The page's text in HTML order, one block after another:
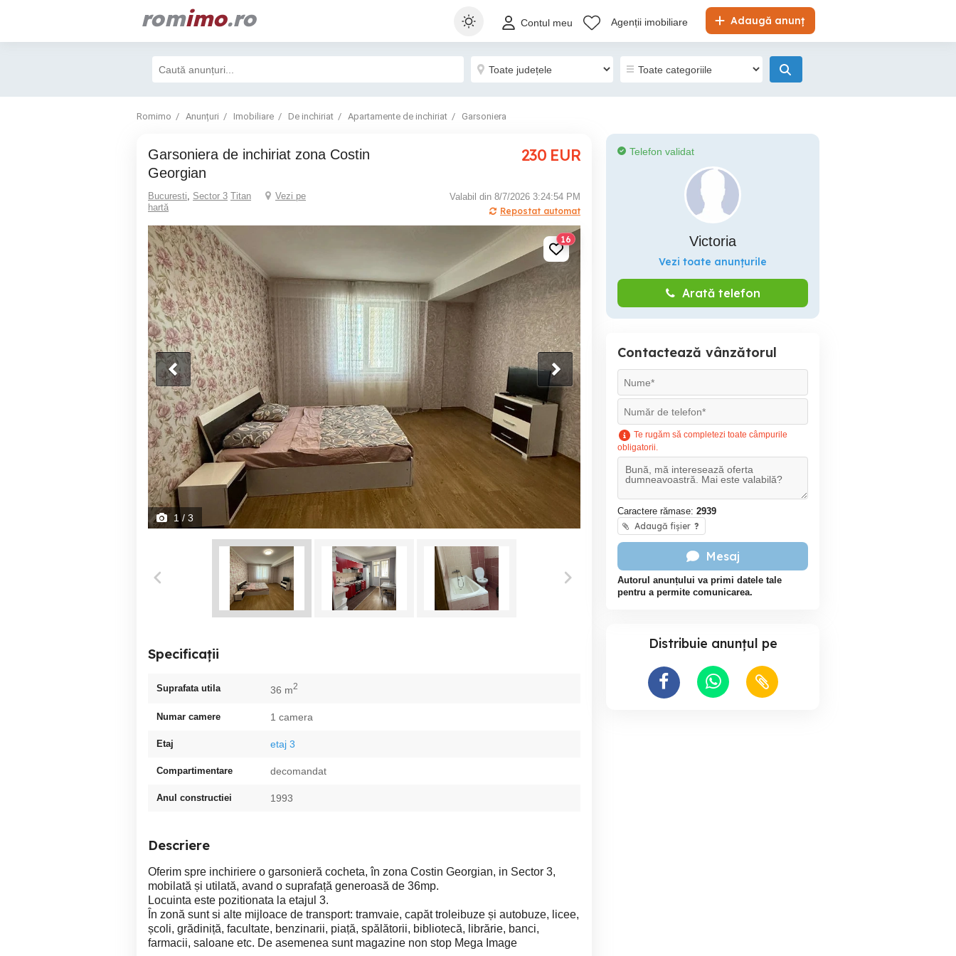
romimo.ro Adaugă anunț
Contul meu Agenții imobiliare
Romimo Anunțuri Imobiliare De inchiriat Apartamente de inchiriat Garsoniera
Garsoniera de inchiriat zona Costin
Georgian
230 EUR
Bucuresti, Sector 3 Titan
Vezi pe
hartă
Valabil din 8/7/2026 3:24:54 PM
Repostat automat
16
1 / 3
Specificații
Suprafata utila 36 m2
Numar camere 1 camera
Etaj etaj 3
Compartimentare decomandat
Anul constructiei 1993
Descriere
Oferim spre inchiriere o garsonieră cocheta, în zona Costin Georgian, in Sector 3,
mobilată și utilată, avand o suprafață generoasă de 36mp.
Locuinta este pozitionata la etajul 3.
În zonă sunt si alte mijloace de transport: tramvaie, capăt troleibuze și autobuze, licee,
școli, grădiniță, facultate, benzinarii, piață, spălătorii, bibliotecă, librărie, banci,
farmacii, saloane etc. De asemenea sunt magazine non stop Mega Image
Telefon validat
Victoria
Vezi toate anunțurile
Arată telefon
Contactează vânzătorul
Te rugăm să completezi toate câmpurile
obligatorii.
Caractere rămase: 2939
Adaugă fișier ?
Mesaj
Autorul anunțului va primi datele tale
pentru a permite comunicarea.
Distribuie anunțul pe